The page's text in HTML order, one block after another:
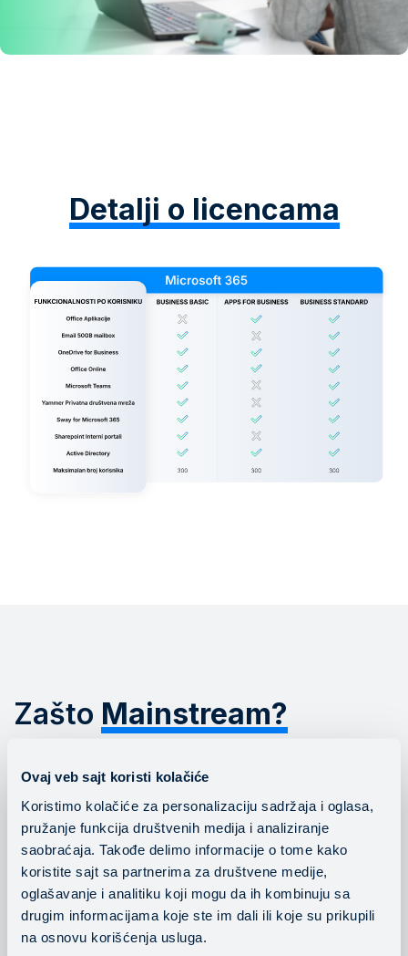
Ovaj veb sajt koristi kolačiće
Koristimo kolačiće za personalizaciju sadržaja i oglasa,
pružanje funkcija društvenih medija i analiziranje
saobraćaja. Takođe delimo informacije o tome kako
koristite sajt sa partnerima za društvene medije,
oglašavanje i analitiku koji mogu da ih kombinuju sa
drugim informacijama koje ste im dali ili koje su prikupili
na osnovu korišćenja usluga.
Detalji o licencama
Zašto Mainstream?
mnogo više od licenci - donosimo
liderstvo, stručnost i pouzdanost.
Dokazano iskustvo sa SMB i enterprise
kompanijama
Strateški pristup produktivnosti, upravljanju i
bezbednosti